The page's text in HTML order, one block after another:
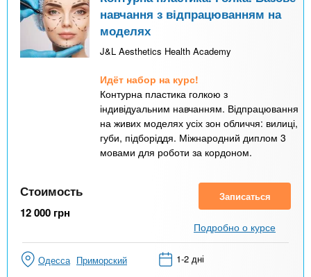
навчання з відпрацюванням на
моделях
J&L Aesthetics Health Academy
Идёт набор на курс!
Контурна пластика голкою з
індивідуальним навчанням. Відпрацювання
на живих моделях усіх зон обличчя: вилиці,
губи, підборіддя. Міжнародний диплом 3
мовами для роботи за кордоном.
Стоимость
12 000 грн
Записаться
Подробно о курсе
Одесса Приморский 1-2 дні